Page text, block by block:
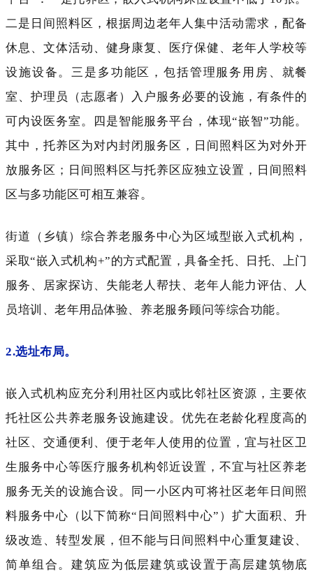
二是日间照料区，根据周边老年人集中活动需求，配备
休息、文体活动、健身康复、医疗保健、老年人学校等
设施设备。三是多功能区，包括管理服务用房、就餐
室、护理员（志愿者）入户服务必要的设施，有条件的
可内设医务室。四是智能服务平台，体现“嵌智”功能。
其中，托养区为对内封闭服务区，日间照料区为对外开
放服务区；日间照料区与托养区应独立设置，日间照料
区与多功能区可相互兼容。
街道（乡镇）综合养老服务中心为区域型嵌入式机构，
采取“嵌入式机构+”的方式配置，具备全托、日托、上门
服务、居家探访、失能老人帮扶、老年人能力评估、人
员培训、老年用品体验、养老服务顾问等综合功能。
2.选址布局。
嵌入式机构应充分利用社区内或比邻社区资源，主要依
托社区公共养老服务设施建设。优先在老龄化程度高的
社区、交通便利、便于老年人使用的位置，宜与社区卫
生服务中心等医疗服务机构邻近设置，不宜与社区养老
服务无关的设施合设。同一小区内可将社区老年日间照
料服务中心（以下简称“日间照料中心”）扩大面积、升
级改造、转型发展，但不能与日间照料中心重复建设、
简单组合。建筑应为低层建筑或设置于高层建筑物底